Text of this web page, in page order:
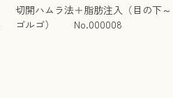
切開ハムラ法＋脂肪注入（目の下～
ゴルゴ） No.000008